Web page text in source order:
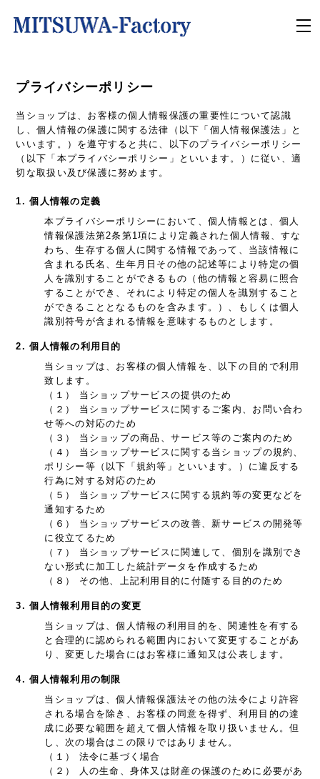
プライバシーポリシー
当ショップは、お客様の個人情報保護の重要性について認識
し、個人情報の保護に関する法律（以下「個人情報保護法」と
いいます。）を遵守すると共に、以下のプライバシーポリシー
（以下「本プライバシーポリシー」といいます。）に従い、適
切な取扱い及び保護に努めます。
1. 個人情報の定義
本プライバシーポリシーにおいて、個人情報とは、個人
情報保護法第2条第1項により定義された個人情報、すな
わち、生存する個人に関する情報であって、当該情報に
含まれる氏名、生年月日その他の記述等により特定の個
人を識別することができるもの（他の情報と容易に照合
することができ、それにより特定の個人を識別すること
ができることとなるものを含みます。）、もしくは個人
識別符号が含まれる情報を意味するものとします。
2. 個人情報の利用目的
当ショップは、お客様の個人情報を、以下の目的で利用
致します。
（１） 当ショップサービスの提供のため
（２） 当ショップサービスに関するご案内、お問い合わ
せ等への対応のため
（３） 当ショップの商品、サービス等のご案内のため
（４） 当ショップサービスに関する当ショップの規約、
ポリシー等（以下「規約等」といいます。）に違反する
行為に対する対応のため
（５） 当ショップサービスに関する規約等の変更などを
通知するため
（６） 当ショップサービスの改善、新サービスの開発等
に役立てるため
（７） 当ショップサービスに関連して、個別を識別でき
ない形式に加工した統計データを作成するため
（８） その他、上記利用目的に付随する目的のため
3. 個人情報利用目的の変更
当ショップは、個人情報の利用目的を、関連性を有する
と合理的に認められる範囲内において変更することがあ
り、変更した場合にはお客様に通知又は公表します。
4. 個人情報利用の制限
当ショップは、個人情報保護法その他の法令により許容
される場合を除き、お客様の同意を得ず、利用目的の達
成に必要な範囲を超えて個人情報を取り扱いません。但
し、次の場合はこの限りではありません。
（１） 法令に基づく場合
（２） 人の生命、身体又は財産の保護のために必要があ